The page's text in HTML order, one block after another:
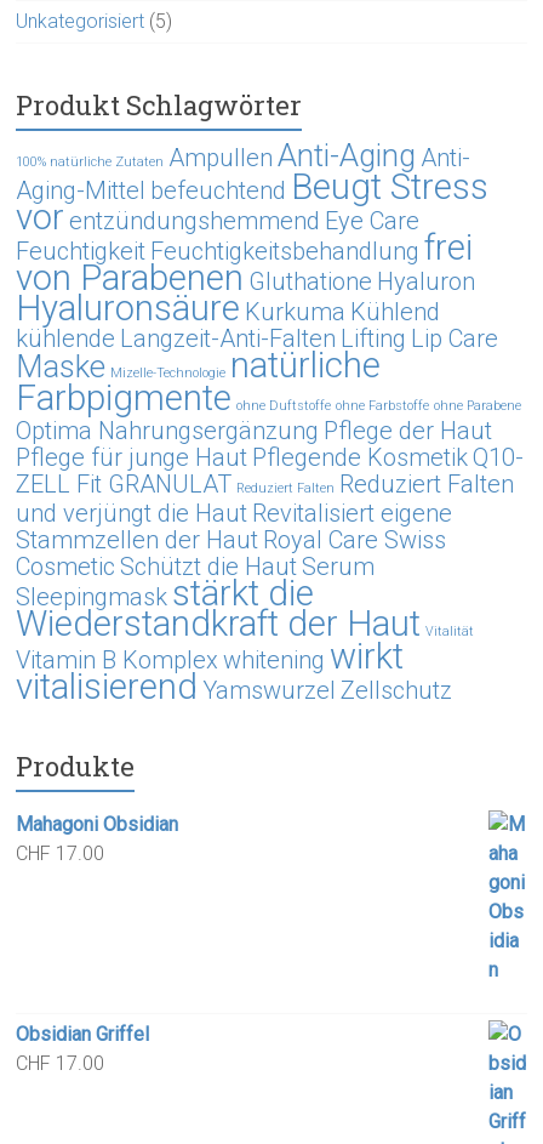
Unkategorisiert (5)
Produkt Schlagwörter
100% natürliche Zutaten Ampullen Anti-Aging Anti-
Aging-Mittel befeuchtend Beugt Stress
vor entzündungshemmend Eye Care
Feuchtigkeit Feuchtigkeitsbehandlung frei
von Parabenen Gluthatione Hyaluron
Hyaluronsäure Kurkuma Kühlend
kühlende Langzeit-Anti-Falten Lifting Lip Care
Maske Mizelle-Technologie natürliche
Farbpigmente ohne Duftstoffe ohne Farbstoffe ohne Parabene
Optima Nahrungsergänzung Pflege der Haut
Pflege für junge Haut Pflegende KosmetikQ10-
ZELL Fit GRANULAT Reduziert Falten Reduziert Falten
und verjüngt die Haut Revitalisiert eigene
Stammzellen der Haut Royal Care Swiss
Cosmetic Schützt die HautSerum
Sleepingmask stärkt die
Wiederstandkraft der Haut Vitalität
Vitamin B Komplex whitening wirkt
vitalisierend Yamswurzel Zellschutz
Produkte
Mahagoni Obsidian
CHF 17.00
Obsidian Griffel
CHF 17.00